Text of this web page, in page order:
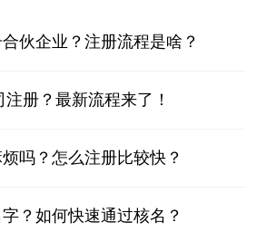
伙企业？注册流程是啥？
册？最新流程来了！
吗？怎么注册比较快？
？如何快速通过核名？